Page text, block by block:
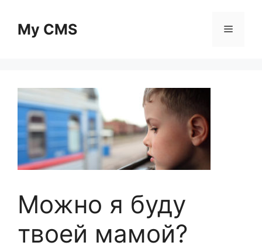
contentMy CMS Menu
Можно я буду
твоей мамой?